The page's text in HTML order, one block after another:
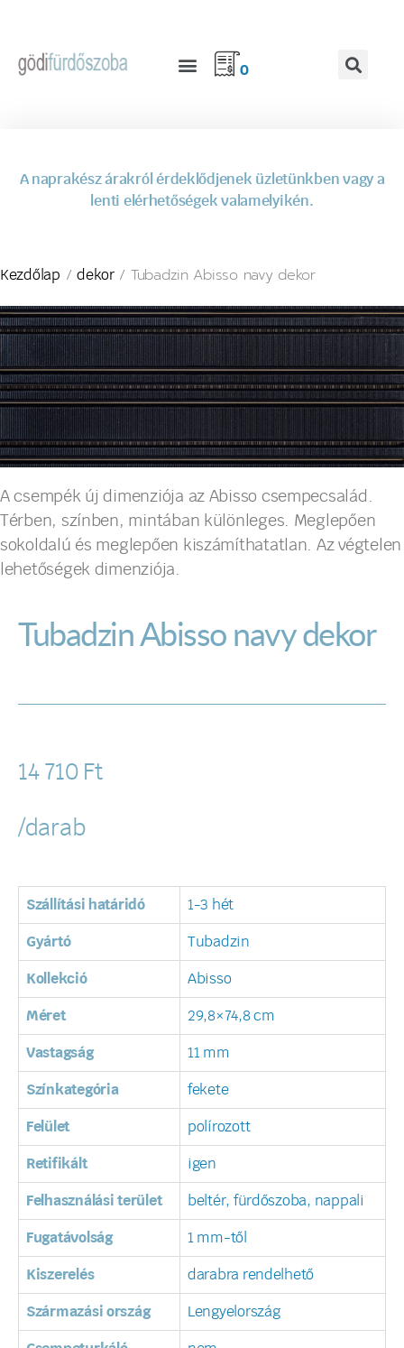
0
A naprakész árakról érdeklődjenek üzletünkben vagy a
lenti elérhetőségek valamelyikén.
Kezdőlap /dekor/ Tubadzin Abisso navy dekor
A csempék új dimenziója az Abisso csempecsalád.
Térben, színben, mintában különleges. Meglepően
sokoldalú és meglepően kiszámíthatatlan. Az végtelen
lehetőségek dimenziója.
Tubadzin Abisso navy dekor
14 710 Ft
/darab
Szállítási határidó 1-3 hét
Gyártó Tubadzin
Kollekció Abisso
Méret 29,8×74,8 cm
Vastagság 11 mm
Színkategória fekete
Felület polírozott
Retifikált igen
Felhasználási terület beltér, fürdőszoba, nappali
Fugatávolság 1 mm-től
Kiszerelés darabra rendelhető
Származási ország Lengyelország